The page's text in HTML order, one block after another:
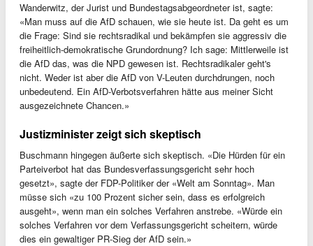
Wanderwitz, der Jurist und Bundestagsabgeordneter ist, sagte:
«Man muss auf die AfD schauen, wie sie heute ist. Da geht es um
die Frage: Sind sie rechtsradikal und bekämpfen sie aggressiv die
freiheitlich-demokratische Grundordnung? Ich sage: Mittlerweile ist
die AfD das, was die NPD gewesen ist. Rechtsradikaler geht's
nicht. Weder ist aber die AfD von V-Leuten durchdrungen, noch
unbedeutend. Ein AfD-Verbotsverfahren hätte aus meiner Sicht
ausgezeichnete Chancen.»
Justizminister zeigt sich skeptisch
Buschmann hingegen äußerte sich skeptisch. «Die Hürden für ein
Parteiverbot hat das Bundesverfassungsgericht sehr hoch
gesetzt», sagte der FDP-Politiker der «Welt am Sonntag». Man
müsse sich «zu 100 Prozent sicher sein, dass es erfolgreich
ausgeht», wenn man ein solches Verfahren anstrebe. «Würde ein
solches Verfahren vor dem Verfassungsgericht scheitern, würde
dies ein gewaltiger PR-Sieg der AfD sein.»